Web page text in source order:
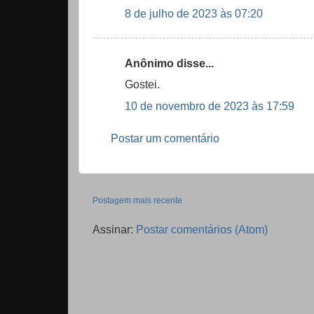
8 de julho de 2023 às 07:20
Anônimo disse...
Gostei.
10 de novembro de 2023 às 17:59
Postar um comentário
Postagem mais recente
Assinar: Postar comentários (Atom)